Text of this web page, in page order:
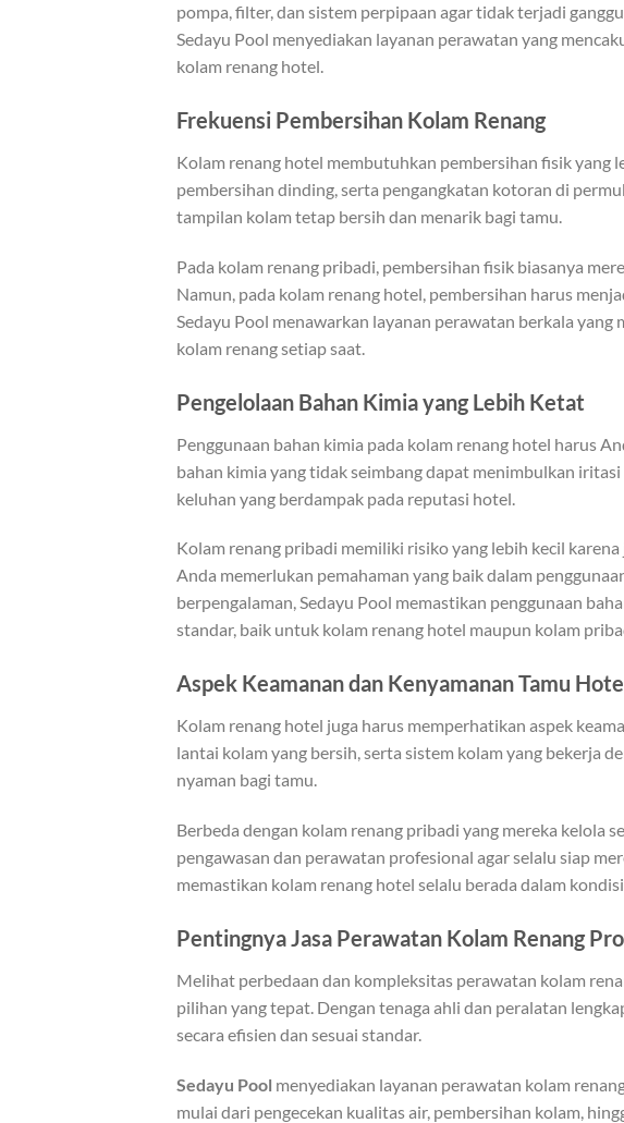
pompa, filter, dan sistem perpipaan agar tidak terjadi
Sedayu Pool menyediakan layanan perawatan yang
kolam renang hotel.
Frekuensi Pembersihan Kolam Renang
Kolam renang hotel membutuhkan pembersihan fisik yang
pembersihan dinding, serta pengangkatan kotoran di
tampilan kolam tetap bersih dan menarik bagi tamu.
Pada kolam renang pribadi, pembersihan fisik biasanya
Namun, pada kolam renang hotel, pembersihan harus
Sedayu Pool menawarkan layanan perawatan berkala
kolam renang setiap saat.
Pengelolaan Bahan Kimia yang Lebih Ketat
Penggunaan bahan kimia pada kolam renang hotel harus
bahan kimia yang tidak seimbang dapat menimbulkan
keluhan yang berdampak pada reputasi hotel.
Kolam renang pribadi memiliki risiko yang lebih kecil
Anda memerlukan pemahaman yang baik dalam
berpengalaman, Sedayu Pool memastikan penggunaan
standar, baik untuk kolam renang hotel maupun kolam
Aspek Keamanan dan Kenyamanan Tamu
Kolam renang hotel juga harus memperhatikan aspek
lantai kolam yang bersih, serta sistem kolam yang bekerja
nyaman bagi tamu.
Berbeda dengan kolam renang pribadi yang mereka kelola
pengawasan dan perawatan profesional agar selalu siap
memastikan kolam renang hotel selalu berada dalam
Pentingnya Jasa Perawatan Kolam Renang
Melihat perbedaan dan kompleksitas perawatan kolam
pilihan yang tepat. Dengan tenaga ahli dan peralatan
secara efisien dan sesuai standar.
Sedayu Pool menyediakan layanan perawatan kolam
mulai dari pengecekan kualitas air, pembersihan kolam,